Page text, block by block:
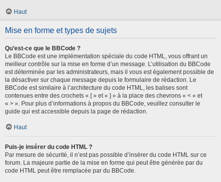
Haut
Mise en forme et types de sujets
Qu’est-ce que le BBCode ?
Le BBCode est une implémentation spéciale du code HTML, vous offrant un
meilleur contrôle sur la mise en forme d’un message. L’utilisation du BBCode
est déterminée par les administrateurs, mais il vous est également possible de
la désactiver sur chaque message depuis le formulaire de rédaction. Le
BBCode est similaire à l’architecture du code HTML, les balises sont
contenues entre des crochets « [ » et « ] » à la place des chevrons « < » et
« > ». Pour plus d’informations à propos du BBCode, veuillez consulter le
guide qui est accessible depuis la page de rédaction.
Haut
Puis-je insérer du code HTML ?
Par mesure de sécurité, il n’est pas possible d’insérer du code HTML sur ce
forum. La majeure partie de la mise en forme qui peut être générée par du
code HTML peut être remplacée par du BBCode.